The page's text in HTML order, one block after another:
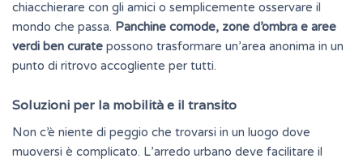
chiacchierare con gli amici o semplicemente osservare il
mondo che passa. Panchine comode, zone d’ombra e aree
verdi ben curate possono trasformare un’area anonima in un
punto di ritrovo accogliente per tutti.
Soluzioni per la mobilità e il transito
Non c’è niente di peggio che trovarsi in un luogo dove
muoversi è complicato. L’arredo urbano deve facilitare il